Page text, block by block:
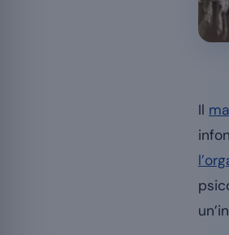
Il